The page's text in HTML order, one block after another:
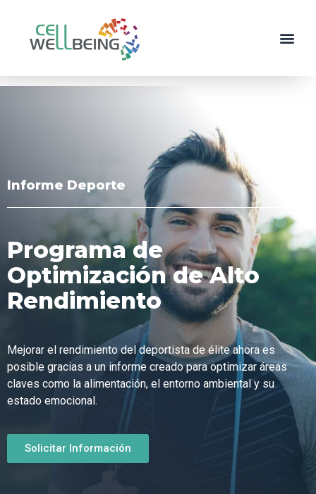
Informe Deporte
Programa de
Optimización de Alto
Rendimiento
Mejorar el rendimiento del deportista de élite ahora es
posible gracias a un informe creado para optimizar áreas
claves como la alimentación, el entorno ambiental y su
estado emocional.
Solicitar Información